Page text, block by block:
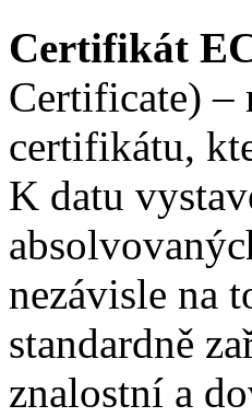
Certifikát
Certificate) –
certifikátu,
K datu
nezávisle na
standardně
znalostní a